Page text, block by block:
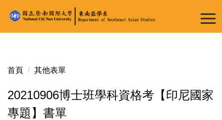
到
主
容
首頁 其他表單
20210906博士班學科資格考【印尼國家
專題】書單